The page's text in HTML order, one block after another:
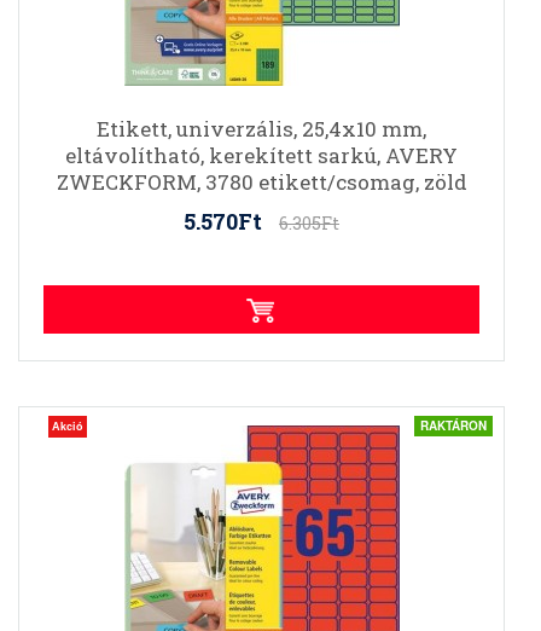
Etikett, univerzális, 25,4x10 mm,
eltávolítható, kerekített sarkú, AVERY
ZWECKFORM, 3780 etikett/csomag, zöld
5.570Ft 6.305Ft
Akció RAKTÁRON